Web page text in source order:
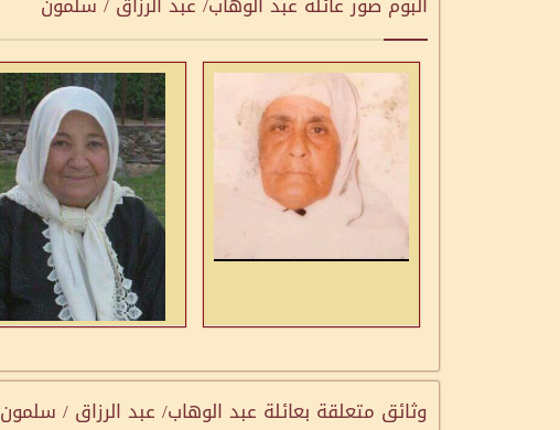
وثائق متعلقة بعائلة عبد الوهاب/ عبد الرزاق / سلمون